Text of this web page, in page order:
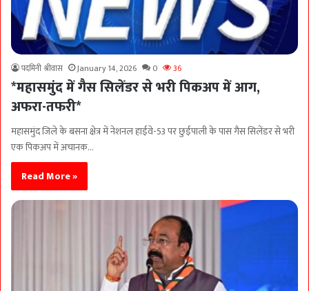
पदमिनी श्रीवास January 14, 2026 0 36
*महासमुंद में गैस सिलेंडर से भरी पिकअप में आग,
अफरा-तफरी*
महासमुंद जिले के बसना क्षेत्र में नेशनल हाईवे-53 पर छुईपाली के पास गैस सिलेंडर से भरी
एक पिकअप में अचानक…
Read More »